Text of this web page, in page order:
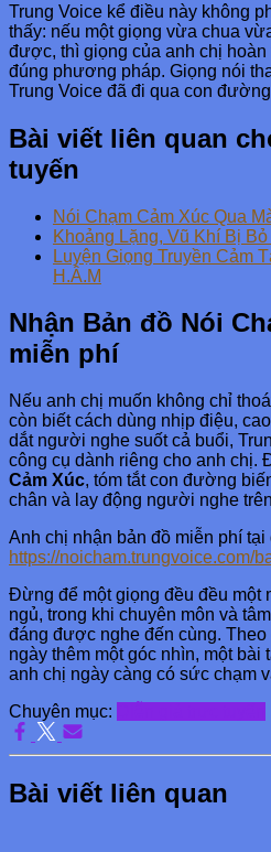
Trung Voice kể điều này không
thấy: nếu một giọng vừa chua
được, thì giọng của anh chị
đúng phương pháp. Giọng nói
Trung Voice đã đi qua con
Bài viết liên quan
tuyến
Nói Chạm Cảm Xúc Qua
Khoảng Lặng, Vũ Khí Bị
Luyện Giọng Truyền Cảm
H.Â.M
Nhận Bản đồ Nói
miễn phí
Nếu anh chị muốn không chỉ
còn biết cách dùng nhịp điệu,
dắt người nghe suốt cả buổi,
công cụ dành riêng cho anh chị.
Cảm Xúc, tóm tắt con đường
chân và lay động người nghe
Anh chị nhận bản đồ miễn phí tại
https://noicham.trungvoice.com/
Đừng để một giọng đều đều một
ngủ, trong khi chuyên môn và
đáng được nghe đến cùng. Theo
ngày thêm một góc nhìn, một bài
anh chị ngày càng có sức chạm
Chuyên mục:
Bài viết liên quan